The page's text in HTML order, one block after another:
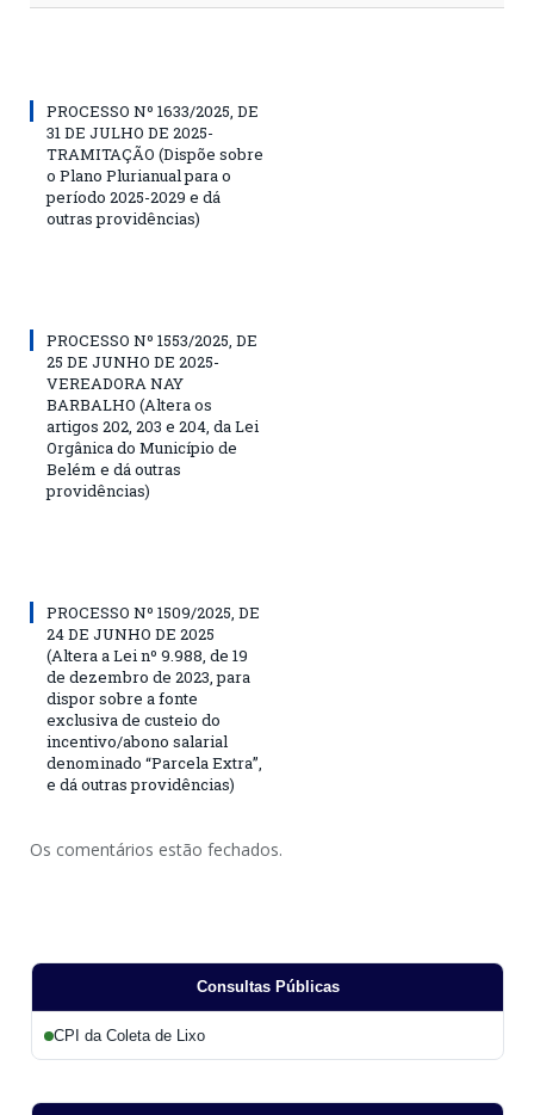
PROCESSO Nº 1633/2025, DE
31 DE JULHO DE 2025-
TRAMITAÇÃO (Dispõe sobre
o Plano Plurianual para o
período 2025-2029 e dá
outras providências)
PROCESSO Nº 1553/2025, DE
25 DE JUNHO DE 2025-
VEREADORA NAY
BARBALHO (Altera os
artigos 202, 203 e 204, da Lei
Orgânica do Município de
Belém e dá outras
providências)
PROCESSO Nº 1509/2025, DE
24 DE JUNHO DE 2025
(Altera a Lei nº 9.988, de 19
de dezembro de 2023, para
dispor sobre a fonte
exclusiva de custeio do
incentivo/abono salarial
denominado “Parcela Extra”,
e dá outras providências)
Os comentários estão fechados.
Consultas Públicas
CPI da Coleta de Lixo